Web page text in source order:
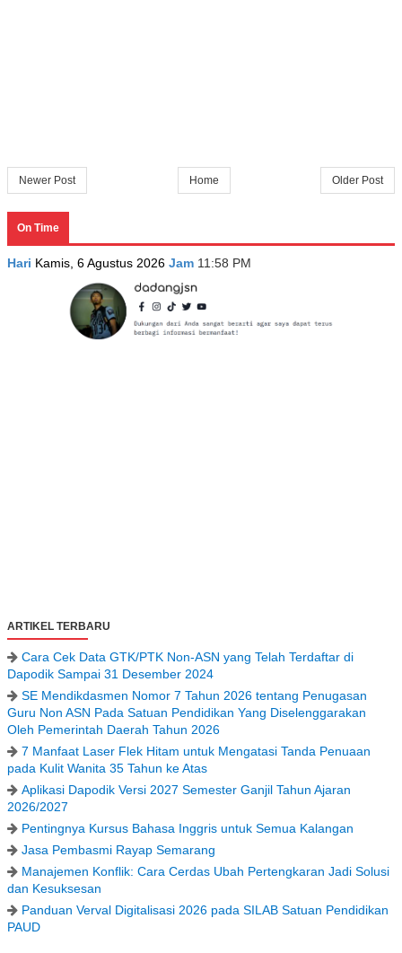
Newer Post Older Post
Home
On Time
Hari Kamis, 6 Agustus 2026 Jam 11:58 PM
ARTIKEL TERBARU
Cara Cek Data GTK/PTK Non-ASN yang Telah Terdaftar di
Dapodik Sampai 31 Desember 2024
SE Mendikdasmen Nomor 7 Tahun 2026 tentang Penugasan
Guru Non ASN Pada Satuan Pendidikan Yang Diselenggarakan
Oleh Pemerintah Daerah Tahun 2026
7 Manfaat Laser Flek Hitam untuk Mengatasi Tanda Penuaan
pada Kulit Wanita 35 Tahun ke Atas
Aplikasi Dapodik Versi 2027 Semester Ganjil Tahun Ajaran
2026/2027
Pentingnya Kursus Bahasa Inggris untuk Semua Kalangan
Jasa Pembasmi Rayap Semarang
Manajemen Konflik: Cara Cerdas Ubah Pertengkaran Jadi Solusi
dan Kesuksesan
Panduan Verval Digitalisasi 2026 pada SILAB Satuan Pendidikan
PAUD